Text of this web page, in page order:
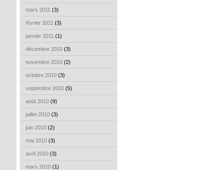
mars 2011 (3)
février 2011 (3)
janvier 2011 (1)
décembre 2010 (3)
novembre 2010 (2)
octobre 2010 (3)
septembre 2010 (5)
août 2010 (9)
juillet 2010 (3)
juin 2010 (2)
mai 2010 (3)
avril 2010 (3)
mars 2010 (1)